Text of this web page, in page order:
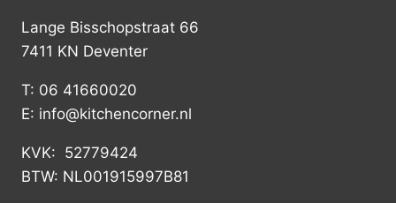
Lange Bisschopstraat 66
7411 KN Deventer
T: 06 41660020
E: info@kitchencorner.nl
KVK: 52779424
BTW: NL001915997B81